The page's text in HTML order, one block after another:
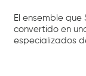
El ensemble que
convertido en
especializados